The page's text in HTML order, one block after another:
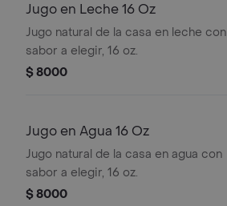
Jugo en Leche 16 Oz
Jugo natural de la casa en leche con
sabor a elegir, 16 oz.
$ 8000
Jugo en Agua 16 Oz
Jugo natural de la casa en agua con
sabor a elegir, 16 oz.
$ 8000